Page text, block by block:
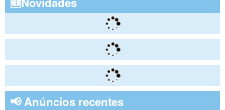
📢 Anúncios recentes